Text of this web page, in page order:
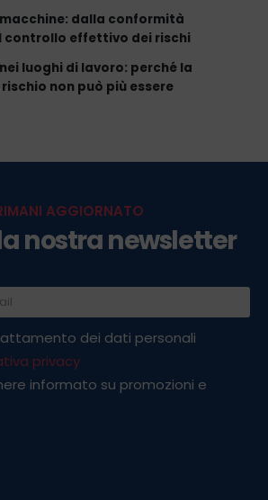
dalla conformità
controllo effettivo dei rischi
luoghi di lavoro: perché la
non può più essere
AGGIORNATO
nostra newsletter
dei dati personali
privacy
informato su promozioni e